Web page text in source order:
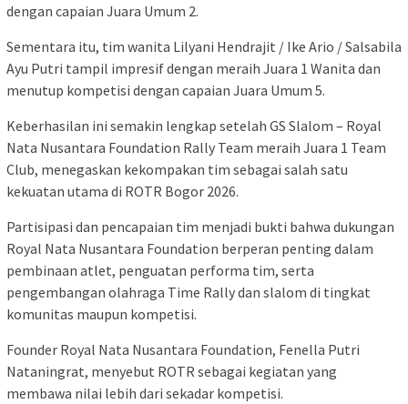
dengan capaian Juara Umum 2.
Sementara itu, tim wanita Lilyani Hendrajit / Ike Ario / Salsabila
Ayu Putri tampil impresif dengan meraih Juara 1 Wanita dan
menutup kompetisi dengan capaian Juara Umum 5.
Keberhasilan ini semakin lengkap setelah GS Slalom – Royal
Nata Nusantara Foundation Rally Team meraih Juara 1 Team
Club, menegaskan kekompakan tim sebagai salah satu
kekuatan utama di ROTR Bogor 2026.
Partisipasi dan pencapaian tim menjadi bukti bahwa dukungan
Royal Nata Nusantara Foundation berperan penting dalam
pembinaan atlet, penguatan performa tim, serta
pengembangan olahraga Time Rally dan slalom di tingkat
komunitas maupun kompetisi.
Founder Royal Nata Nusantara Foundation, Fenella Putri
Nataningrat, menyebut ROTR sebagai kegiatan yang
membawa nilai lebih dari sekadar kompetisi.